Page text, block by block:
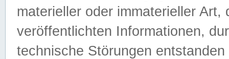
materieller oder immaterieller
veröffentlichten Informationen,
technische Störungen